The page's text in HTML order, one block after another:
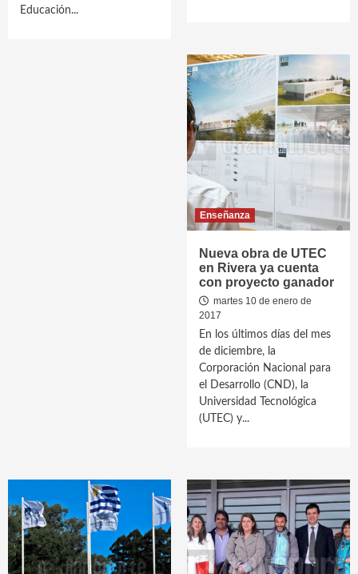
Educación...
Enseñanza
Nueva obra de UTEC
en Rivera ya cuenta
con proyecto ganador
martes 10 de enero de
2017
En los últimos días del mes
de diciembre, la
Corporación Nacional para
el Desarrollo (CND), la
Universidad Tecnológica
(UTEC) y...